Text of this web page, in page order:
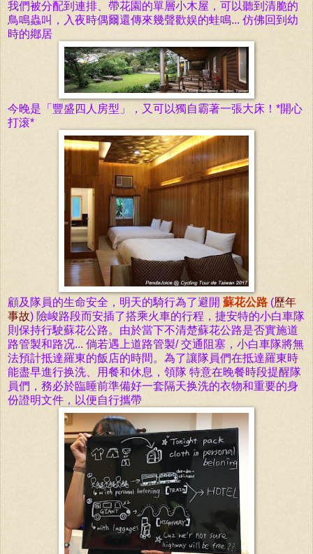
我們被分配到連排、帶花園的單層小木屋，可以聽到清脆的
鳥鳴蟲叫，入夜時偶爾還傳來幾聲歡娱的蛙鳴... 仿佛回到幼
時的鄕居
今晚是 「 豐盛四人房型 」，又可以獨自霸著一張大床！*開心
打滚*
顧及隊員的生命安全，明天的騎行為了避開 蘇花公路 (歷年
事故) 險峻路段而安插了搭乘火車的行程，捷安特的小白車隊
則 保持行駛蘇花公路。由於當下不清楚蘇花公路是否實施道
路管製和路况... 倘若遇上道路管製/ 交通阻塞，小白車隊將無
法預計抵達羅東的飯 店的時間 。 為了讓隊員們在抵達羅東時
能盡早進行换洗、用餐和休息， 領隊 特意在晚餐時段提醒隊
員們，務必於臨睡前準備好一套隔天换洗的衣物和重要的身
份證明文件，以便自行攜帶